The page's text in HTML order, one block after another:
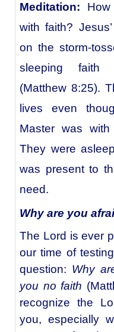
Meditation:
with faith?
on the storm-
sleeping faith
(Matthew 8:25).
lives even
Master was
They were
was present to
need.
Why are you
The Lord is ever
our time of
question: Why
you no faith
recognize the
you, especially